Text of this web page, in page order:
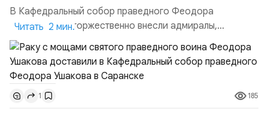
В Кафедральный собор праведного Феодора
Ушакова раку торжественно внесли адмиралы,
участвовавшие в канонизации святого праведного
воина Феодора Ушакова 25 лет назад:Адмирал
Владимир Прокофьевич Валуев, командующий
Балтийским флотом ВМФ России (2001–2006
гг.);Адмирал Владимир Петрович Комоедов,
командующий Черноморским флотом ВМФ России
Читать 2 мин.
1 185